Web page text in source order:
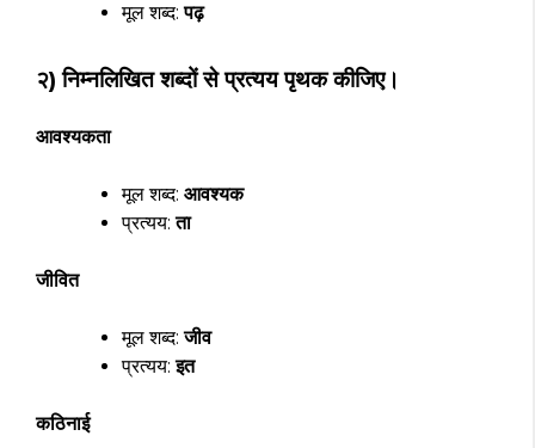
मूल शब्द:पढ़
२) निम्नलिखित शब्दों से प्रत्यय पृथक कीजिए।
आवश्यकता
मूल शब्द: आवश्यक
प्रत्यय:ता
जीवित
मूल शब्द:जीव
प्रत्यय:इत
कठिनाई